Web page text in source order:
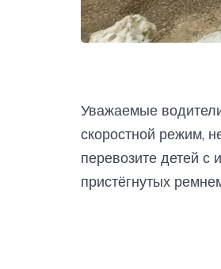
Уважаемые
скоростной режим,
перевозите детей с
пристёгнутых